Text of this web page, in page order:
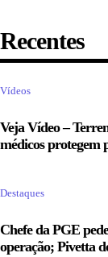
Recentes
Vídeos
Veja Vídeo –
médicos protegem
Destaques
Chefe da PGE
operação; Pivetta